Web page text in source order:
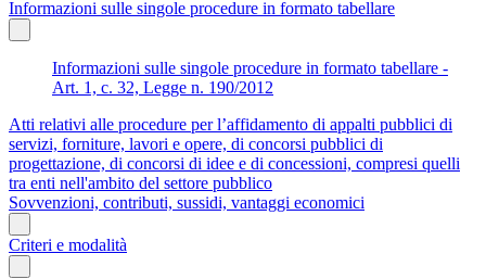
Informazioni sulle singole procedure in formato tabellare
Informazioni sulle singole procedure in formato tabellare -
Art. 1, c. 32, Legge n. 190/2012
Atti relativi alle procedure per l’affidamento di appalti pubblici di
servizi, forniture, lavori e opere, di concorsi pubblici di
progettazione, di concorsi di idee e di concessioni, compresi quelli
tra enti nell'ambito del settore pubblico
Sovvenzioni, contributi, sussidi, vantaggi economici
Criteri e modalità